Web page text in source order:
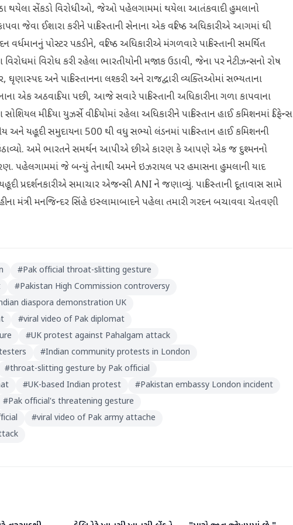
થયેલા સેંકડો વિરોધીઓ, જેઓ પહેલગામમાં થયેલા આતંકવાદી હુમલાનો
જેવા ઈશારા કરીને પાકિસ્તાની સેનાના એક વરિષ્ઠ અધિકારીએ આગમાં ઘી
પોસ્ટર પકડીને, વરિષ્ઠ અધિકારીએ મંગળવારે પાકિસ્તાની સમર્થિત
વિરોધ કરી રહેલા ભારતીયોની મજાક ઉડાવી, જેના પર નેટીઝન્સનો રોષ
અને પાકિસ્તાનના લશ્કરી અને રાજદ્વારી વ્યક્તિઓમાં સભ્યતાના
એક અઠવાડિયા પછી, આજે સવારે પાકિસ્તાની અધિકારીના ગળા કાપવાના
મીડિયા યુઝર્સે વીડિયોમાં રહેલા અધિકારીને પાકિસ્તાન હાઈ કમિશનમાં ડિફેન્સ
યહૂદી સમુદાયના 500 થી વધુ સભ્યો લંડનમાં પાકિસ્તાન હાઈ કમિશનની
અમે ભારતને સમર્થન આપીએ છીએ કારણ કે આપણે એક જ દુશ્મનનો
પહેલગામમાં જે બન્યું તેનાથી અમને ઇઝરાયલ પર હમાસના હુમલાની યાદ
પ્રદર્શનકારીએ સમાચાર એજન્સી ANI ને જણાવ્યું. પાકિસ્તાની દૂતાવાસ સામે
મંત્રી મનજિન્દર સિંહે ઇસ્લામાબાદને પહેલા તમારી ગરદન બચાવવા ચેતવણી
#Pak official throat-slitting gesture
#Pakistan High Commission controversy
diaspora demonstration UK
#viral video of Pak diplomat
#UK protest against Pahalgam attack
#Indian community protests in London
#throat-slitting gesture by Pak official
#UK-based Indian protest #Pakistan embassy London incident
#Pak official's threatening gesture
#viral video of Pak army attache